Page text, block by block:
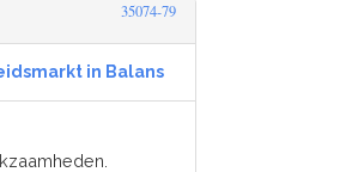
35074-79
in Balans